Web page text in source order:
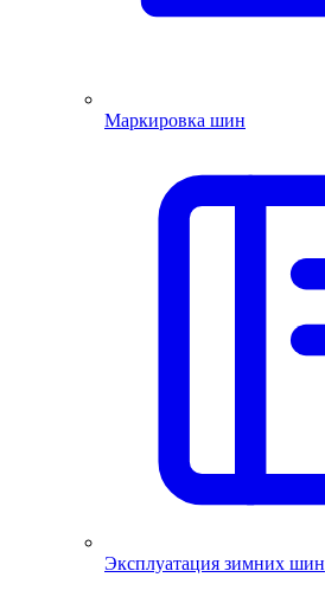
Маркировка шин
Эксплуатация зимних шин